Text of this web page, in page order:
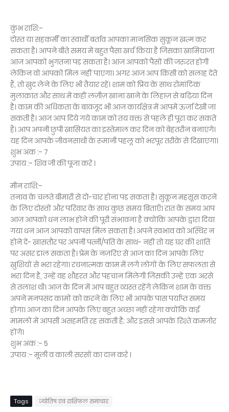
कुंभ राशि:-
दोस्त या सहकर्मी का स्वार्थी बर्ताव आपका मानसिक सुकून ख़त्म कर
सकता है। आपने बीते समय में बहुत पैसा खर्च किया है जिसका खामियाजा
आज आपको भुगतना पड़ सकता है। आज आपको पैसों की जरुरत होगी
लेकिन वो आपको मिल नहीं पाएगा। अगर आज आप किसी को सलाह देते
हैं, तो ख़ुद लेने के लिए भी तैयार रहें। शाम को प्रिय के साथ रोमांटिक
मुलाक़ात और साथ में कहीं लज़ीज़ खाना खाने के लिहाज़ से बढ़िया दिन
है। काम की अधिकता के बावजूद भी आज कार्यक्षेत्र में आपमें ऊर्जा देखी जा
सकती है। आज आप दिये गये काम को तय वक्त से पहले ही पूरा कर सकते
हैं। आप अपनी छुपी ख़ासियत का इस्तेमाल कर दिन को बेहतरीन बनाएंगे।
यह दिन आपके जीवनसाथी के रूमानी पहलू को भरपूर तरीक़े से दिखाएगा।
शुभ अंक :- 7
उपाय :- शिव जी की पूजा करें ।
मीन राशि:-
तनाव के चलते बीमारी से दो-चार होना पड़ सकता है। सुकून महसूस करने
के लिए दोस्तों और परिवार के साथ कुछ समय बिताएँ। रात के समय आप
आज आपको धन लाभ होने की पूरी संभावना है क्योंकि आपके द्वारा दिया
गया धन आज आपको वापस मिल सकता है। अपने स्वभाव को अस्थिर न
होने दें- ख़ासतौर पर अपनी पत्नी/पति के साथ- नहीं तो यह घर की शांति
पर असर डाल सकता है। प्रेम के नज़रिए से आज का दिन आपके लिए
ख़ुशियों से भरा रहेगा। रचनात्मक काम में लगे लोगों के लिए सफलता से
भरा दिन है, उन्हें वह शौहरत और पहचान मिलेगी जिसकी उन्हें एक अरसे
से तलाश थी। आज के दिन में आप बहुत व्यस्त रहेंगे लेकिन शाम के वक्त
अपने मनपसंद कामों को करने के लिए भी आपके पास पर्याप्त समय
होगा। आज का दिन आपके लिए बहुत अच्छा नहीं रहेगा क्योंकि कई
मामलों में आपसी असहमति रह सकती है; और इससे आपके रिश्ते कमजोर
होंगे।
शुभ अंक :- 5
उपाय :- मूली व काली सरसों का दान करे ।
Tags ज्योतिष एवं राशिफल समाचार